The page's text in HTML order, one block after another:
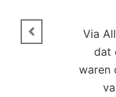
Via
dat
waren